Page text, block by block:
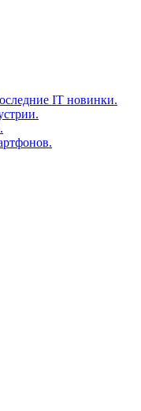
IT новинки.